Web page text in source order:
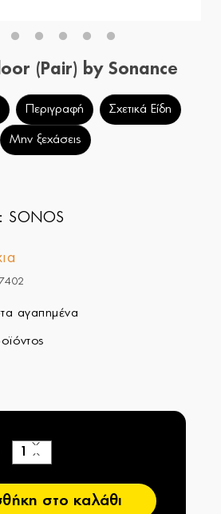
(Pair) by Sonance
Περιγραφή Σχετικά Είδη
Μην ξεχάσεις
SONOS
αγαπημένα
−
+
στο καλάθι